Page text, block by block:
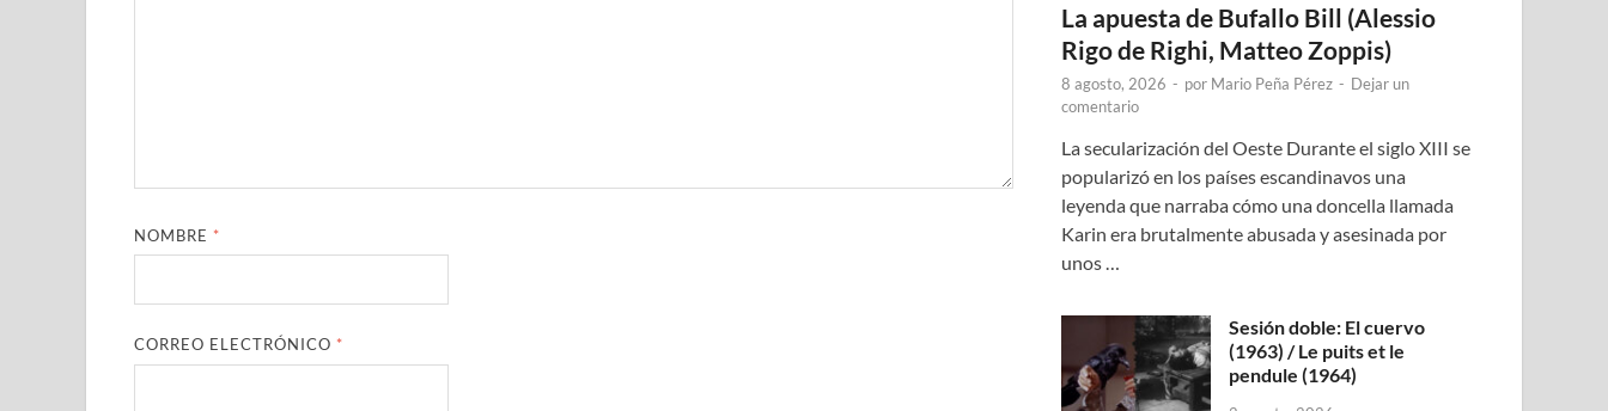
NOMBRE *
CORREO ELECTRÓNICO *
La apuesta de Bufallo Bill (Alessio
Rigo de Righi, Matteo Zoppis)
8 agosto, 2026 - por Mario Peña Pérez - Dejar un
comentario
La secularización del Oeste Durante el siglo XIII se
popularizó en los países escandinavos una
leyenda que narraba cómo una doncella llamada
Karin era brutalmente abusada y asesinada por
unos …
Sesión doble: El cuervo
(1963) / Le puits et le
pendule (1964)